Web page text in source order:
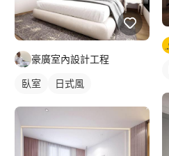
豪廣室內設計工程
臥室 日式風